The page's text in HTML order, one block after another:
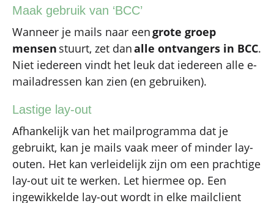
Maak gebruik van ‘BCC’
Wanneer je mails naar eengrote groep
mensen stuurt, zet danalle ontvangers in BCC.
Niet iedereen vindt het leuk dat iedereen alle e-
mailadressen kan zien (en gebruiken).
Lastige lay-out
Afhankelijk van het mailprogramma dat je
gebruikt, kan je mails vaak meer of minder lay-
outen. Het kan verleidelijk zijn om een prachtige
lay-out uit te werken. Let hiermee op. Een
ingewikkelde lay-out wordt in elke mailclient